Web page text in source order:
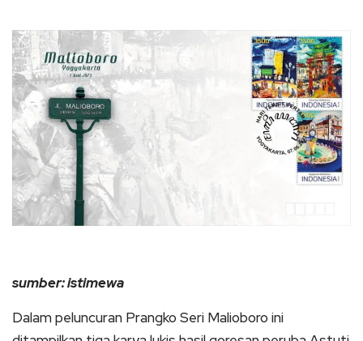
sumber: istimewa
Dalam peluncuran Prangko Seri Malioboro ini